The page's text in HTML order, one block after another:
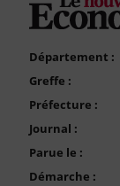
FAQ
Compte PRO
Département :
Greffe :
Préfecture :
Journal :
Parue le :
Démarche :